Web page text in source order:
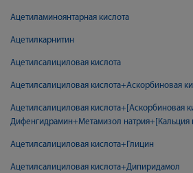
Ацетиламиноянтарная кислота
Ацетилкарнитин
Ацетилсалициловая кислота
Ацетилсалициловая кислота+Аскорбиновая
Ацетилсалициловая кислота+[Аскорбиновая
Дифенгидрамин+Метамизол натрия+[Кальция
Ацетилсалициловая кислота+Глицин
Ацетилсалициловая кислота+Дипиридамол